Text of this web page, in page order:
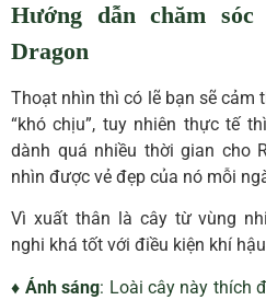
Hướng dẫn chăm sóc
Dragon
Thoạt nhìn thì có lẽ bạn sẽ cảm
“khó chịu”, tuy nhiên thực tế
dành quá nhiều thời gian cho
nhìn được vẻ đẹp của nó mỗi
Vì xuất thân là cây từ vùng
nghi khá tốt với điều kiện khí
♦ Ánh sáng: Loài cây này thích